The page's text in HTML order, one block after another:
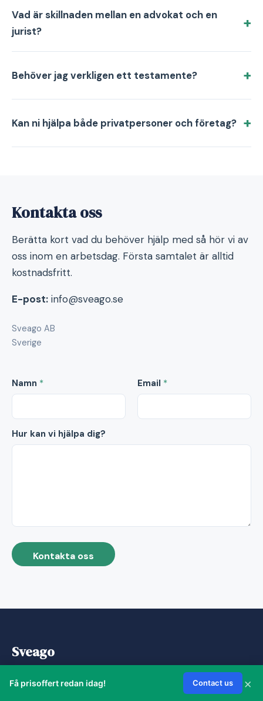
Vad är skillnaden mellan en advokat och en
jurist?
Behöver jag verkligen ett testamente?
Kan ni hjälpa både privatpersoner och företag?
Kontakta oss
Berätta kort vad du behöver hjälp med så hör vi av
oss inom en arbetsdag. Första samtalet är alltid
kostnadsfritt.
E-post: info@sveago.se
Sveago AB
Sverige
Namn * Email *
Hur kan vi hjälpa dig?
Kontakta oss
Sveago
Sveago hjälper svenska företag och privatpersoner med
redovisning, bokföring, skatt, lön, juridik och ekonomisk
Få prisoffert redan idag! Contact us ×